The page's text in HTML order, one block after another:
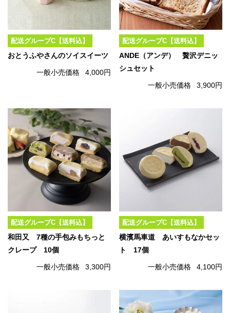
配送グループC【送料込】
おとうふやさんのソイスイーツ
一般小売価格 4,000円
配送グループC【送料込】
ANDE（アンデ） 贅沢デニッ
シュセット
一般小売価格 3,900円
配送グループC【送料込】
和田又 7種の手包みもちっと
クレープ 10個
一般小売価格 3,300円
配送グループC【送料込】
横濱馬車道 あいすもなかセッ
ト 17個
一般小売価格 4,100円